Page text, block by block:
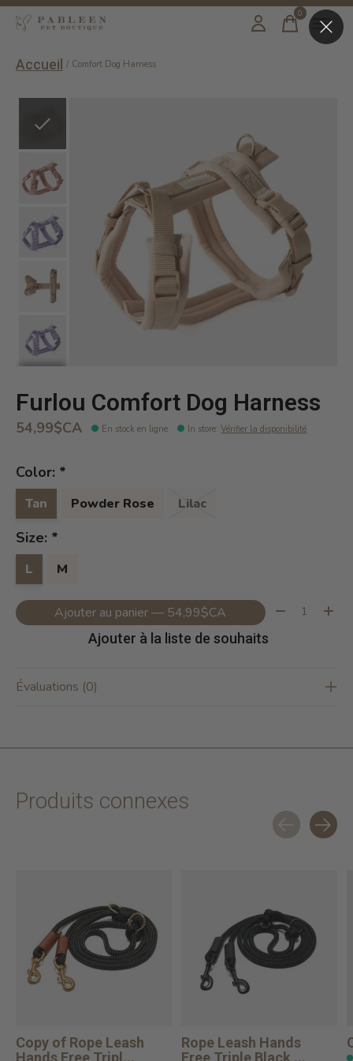
0items
Accueil / Comfort Dog Harness
Furlou Comfort Dog Harness
54,99$CA En stock en ligne In store:Vérifier la disponibilité
Color: *
Tan Powder Rose Lilac
Size: *
L M
Ajouter au panier — 54,99$CA Quantité:
Ajouter à la liste de souhaits
Évaluations (0)
Produits connexes
Copy of Rope Leash
Hands Free Tripl...
Rope Leash Hands
Free Triple Black ...